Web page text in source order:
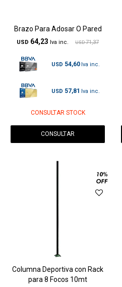
Brazo Para Adosar O Pared
USD 64,23 USD 71,37
USD 54,60
USD 57,81
CONSULTAR STOCK
CONSULTAR
Columna Deportiva con Rack
para 8 Focos 10mt